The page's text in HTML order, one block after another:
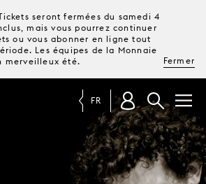
seront fermées du samedi 4
mais vous pourrez continuer
ou vous abonner en ligne tout
Les équipes de la Monnaie
merveilleux été.
Fermer
PROGRAMME
FR